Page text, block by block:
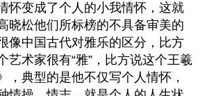
怀变成了个人的小我情怀，这就
晓松他们所标榜的不具备审美的
像中国古代对雅乐的区分，比方
艺术家很有“雅”，比方说这个王羲
，典型的是他不仅写个人情怀，